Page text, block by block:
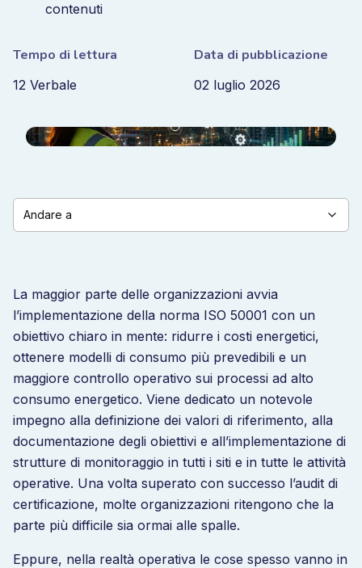
contenuti
Tempo di lettura
12 Verbale
Data di pubblicazione
02 luglio 2026
Andare a
La maggior parte delle organizzazioni avvia
l’implementazione della norma ISO 50001 con un
obiettivo chiaro in mente: ridurre i costi energetici,
ottenere modelli di consumo più prevedibili e un
maggiore controllo operativo sui processi ad alto
consumo energetico. Viene dedicato un notevole
impegno alla definizione dei valori di riferimento, alla
documentazione degli obiettivi e all’implementazione di
strutture di monitoraggio in tutti i siti e in tutte le attività
operative. Una volta superato con successo l’audit di
certificazione, molte organizzazioni ritengono che la
parte più difficile sia ormai alle spalle.
Eppure, nella realtà operativa le cose spesso vanno in